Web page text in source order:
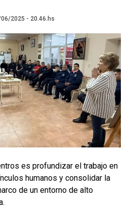
2025 - 20.46.hs
es profundizar el trabajo en
humanos y consolidar la
de un entorno de alto